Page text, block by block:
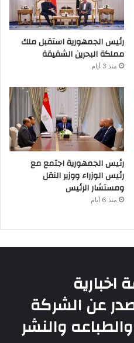
رئيس الجمهورية استقبل ملك
مملكة البحرين الشقيقة
منذ 3 أيام
رئيس الجمهورية اجتمع مع
رئيس الوزراء ووزير النقل
ومستشار الرئيس
منذ 6 أيام
عن الشركة
والنشر